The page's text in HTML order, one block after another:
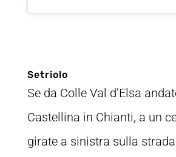
Setriolo
Se da Colle Val d’Elsa
Castellina in Chianti, a un
girate a sinistra sulla